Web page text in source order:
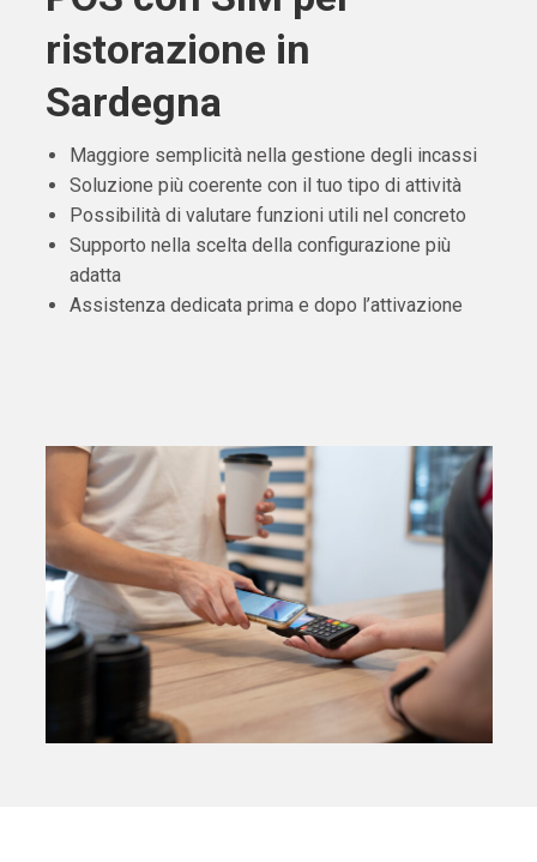
ristorazione in
Sardegna
Maggiore semplicità nella gestione degli incassi
Soluzione più coerente con il tuo tipo di attività
Possibilità di valutare funzioni utili nel concreto
Supporto nella scelta della configurazione più
adatta
Assistenza dedicata prima e dopo l’attivazione